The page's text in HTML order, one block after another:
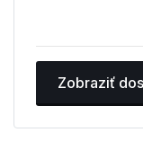
Zobraziť